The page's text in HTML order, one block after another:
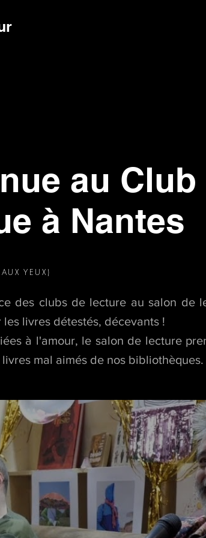
au Club
à Nantes
YEUX)
des clubs de lecture au salon de
livres détestés, décevants !
à l'amour, le salon de lecture
mal aimés de nos bibliothèques.